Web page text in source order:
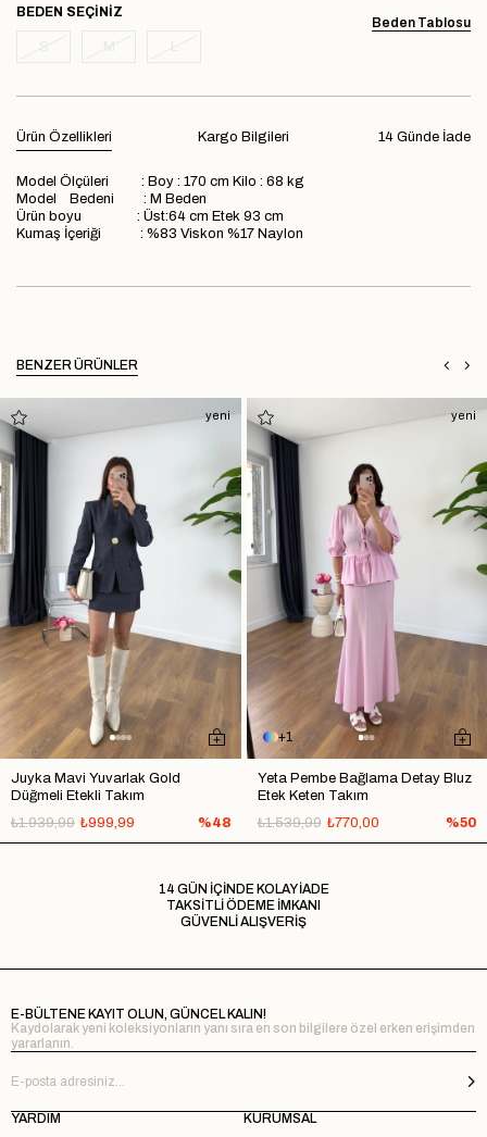
Beden Tablosu
BEDEN
Ürün Özellikleri 14 Günde İade
Kargo Bilgileri
Model Ölçüleri : Boy : 170 cm Kilo : 68 kg
Model Bedeni : M Beden
Ürün boyu : Üst:64 cm Etek 93 cm
Kumaş İçeriği : %83 Viskon %17 Naylon
BENZER ÜRÜNLER
Juyka Mavi Yuvarlak Gold
Düğmeli Etekli Takım
₺999,99
₺1.939,99 %48
yeni
1
Yeta Pembe Bağlama Detay Bluz
Etek Keten Takım
₺770,00
₺1.539,99 %50
yeni
14 GÜN İÇİNDE KOLAY İADE
TAKSİTLİ ÖDEME İMKANI
GÜVENLİ ALIŞVERİŞ
E-BÜLTENE KAYIT OLUN, GÜNCEL KALIN!
Kaydolarak yeni koleksiyonların yanı sıra en son bilgilere özel erken erişimden
yararlanın.
YARDIM KURUMSAL